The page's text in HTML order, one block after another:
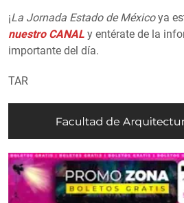
¡La Jornada Estado de Méxicoya
nuestro CANAL y entérate de la
importante del día.
TAR